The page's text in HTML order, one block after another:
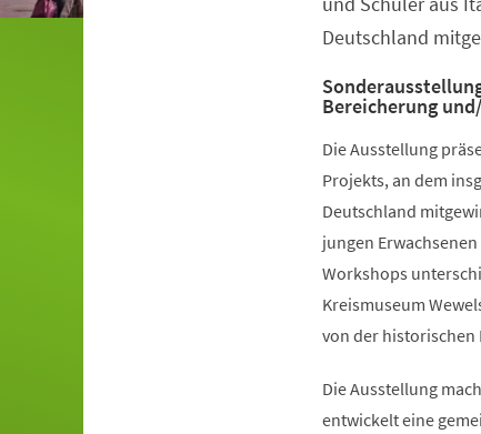
Deutschland
Bereicherung
Die Ausstellung
Projekts, an dem
Deutschland
jungen
Workshops
Kreismuseum
von der historischen
Die Ausstellung
entwickelt eine